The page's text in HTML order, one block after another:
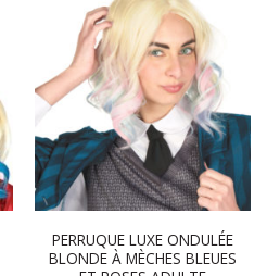
PERRUQUE LUXE ONDULÉE
BLONDE À MÈCHES BLEUES